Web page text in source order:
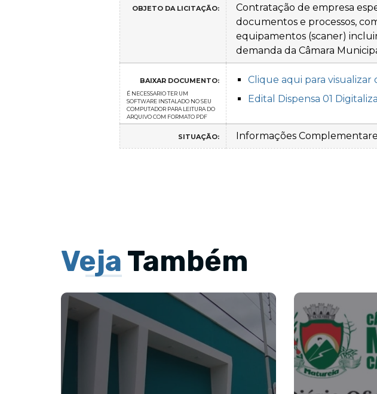
OBJETO DA LICITAÇÃO:
Contratação de empresa
documentos e processos,
equipamentos (scaner)
demanda da Câmara
BAIXAR DOCUMENTO:
É NECESSARIO TER UM
SOFTWARE INSTALADO NO SEU
COMPUTADOR PARA LEITURA DO
ARQUIVO COM FORMATO PDF
Clique aqui para visualizar
Edital Dispensa 01
SITUAÇÃO: Informações
Veja Também